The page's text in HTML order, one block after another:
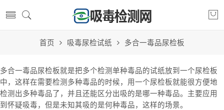
首页 吸毒尿检试纸 多合一毒品尿检板
多合一毒品尿检板就是把多个检测单种毒品的试纸放到一个尿检板
中，这样在需要检测多种毒品的时候，用一个尿检板就能很方便地
检测出多种毒品了，并且还能区分出吸的是哪一种毒品。主要应用
到怀疑吸毒，但是未知其吸的是何种毒品，这样的场景。